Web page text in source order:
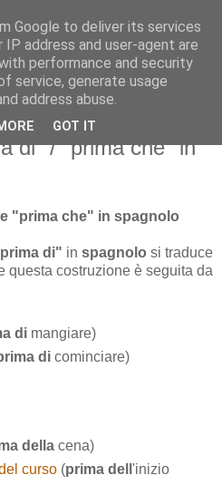
di" / "prima che" in
"prima che" in spagnolo
di" in spagnolo si traduce
questa costruzione è seguita da
dimangiare)
di cominciare)
dellacena)
curso(prima dell 'inizio
Google to deliver its services
address and user-agent are
performance and security
service, generate usage
address abuse.
GOT IT